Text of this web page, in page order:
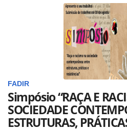
FADIR
Simpósio “RAÇA E
SOCIEDADE
ESTRUTURAS,